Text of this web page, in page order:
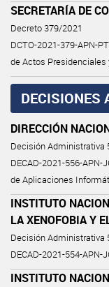
SECRETARÍA DE
Decreto 379/2021
DCTO-2021-379-APN-
de Actos Presidenciales
DECISIONES
DIRECCIÓN
Decisión Administrativa
DECAD-2021-556-APN-
de Aplicaciones
INSTITUTO
LA XENOFOBIA Y
Decisión Administrativa
DECAD-2021-554-APN-
INSTITUTO